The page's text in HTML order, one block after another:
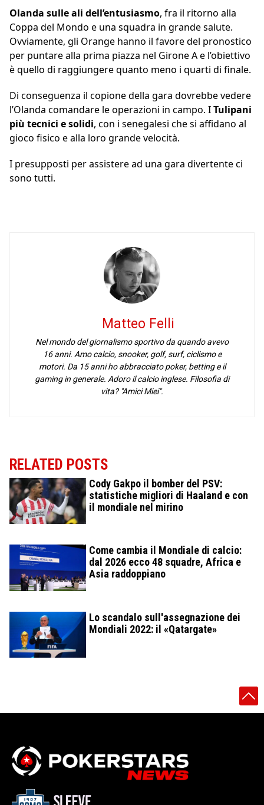
Olanda sulle ali dell’entusiasmo, fra il ritorno alla
Coppa del Mondo e una squadra in grande salute.
Ovviamente, gli Orange hanno il favore del pronostico
per puntare alla prima piazza nel Girone A e l’obiettivo
è quello di raggiungere quanto meno i quarti di finale.
Di conseguenza il copione della gara dovrebbe vedere
l’Olanda comandare le operazioni in campo. ITulipani
più tecnici e solidi, con i senegalesi che si affidano al
gioco fisico e alla loro grande velocità.
I presupposti per assistere ad una gara divertente ci
sono tutti.
Matteo Felli
Nel mondo del giornalismo sportivo da quando avevo
16 anni. Amo calcio, snooker, golf, surf, ciclismo e
motori. Da 15 anni ho abbracciato poker, betting e il
gaming in generale. Adoro il calcio inglese. Filosofia di
vita? "Amici Miei".
RELATED POSTS
Cody Gakpo il bomber del PSV:
statistiche migliori di Haaland e con
il mondiale nel mirino
Come cambia il Mondiale di calcio:
dal 2026 ecco 48 squadre, Africa e
Asia raddoppiano
Lo scandalo sull'assegnazione dei
Mondiali 2022: il «Qatargate»